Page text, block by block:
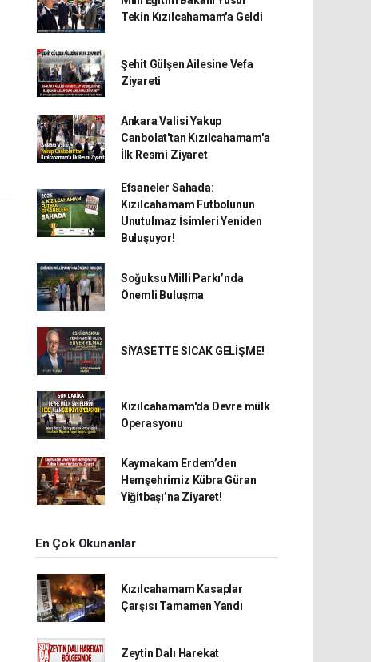
Tekin Kızılcahamam'a Geldi
Şehit Gülşen Ailesine Vefa
Ziyareti
Ankara Valisi Yakup
Canbolat'tan Kızılcahamam'a
İlk Resmi Ziyaret
Efsaneler Sahada:
Kızılcahamam Futbolunun
Unutulmaz İsimleri Yeniden
Buluşuyor!
Soğuksu Milli Parkı’nda
Önemli Buluşma
SİYASETTE SICAK GELİŞME!
Kızılcahamam'da Devre mülk
Operasyonu
Kaymakam Erdem’den
Hemşehrimiz Kübra Güran
Yiğitbaşı’na Ziyaret!
En Çok Okunanlar
Kızılcahamam Kasaplar
Çarşısı Tamamen Yandı
Zeytin Dalı Harekat